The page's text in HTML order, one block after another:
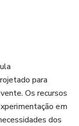
todos os
alunos!
para
Os recursos
em
dos